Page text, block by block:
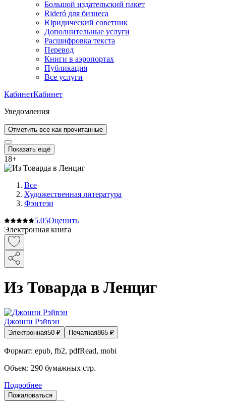
Большой издательский пакет
Rideró для бизнеса
Юридический советник
Дополнительные услуги
Расшифровка текста
Перевод
Книги в аэропортах
Публикация
Все услуги
КабинетКабинет
Уведомления
Отметить все как прочитанные
Показать ещё
18+
Все
Художественная литература
Фэнтези
5.05Оценить
Электронная книга
Из Товарда в Ленциг
Джонни Рэйвэн
Электронная50 ₽ Печатная865 ₽
Формат: epub, fb2, pdfRead, mobi
Объем: 290 бумажных стр.
Подробнее
Пожаловаться